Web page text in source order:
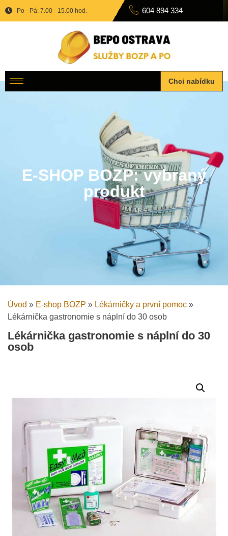
Po - Pá: 7.00 - 15.00 hod. 604 894 334
Chci nabídku
E-SHOP BOZP: vybraný
produkt
Úvod » E-shop BOZP » Lékárničky a první pomoc »
Lékárnička gastronomie s náplní do 30 osob
Lékárnička gastronomie s náplní do 30
osob